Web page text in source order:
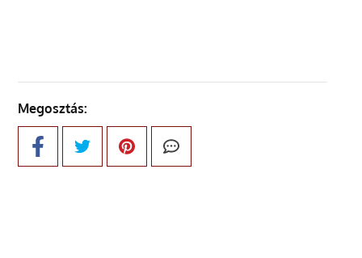
Megosztás: